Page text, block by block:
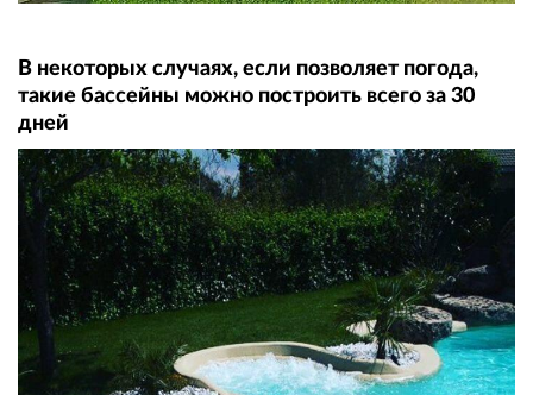
В некоторых случаях, если позволяет погода,
такие бассейны можно построить всего за 30
дней